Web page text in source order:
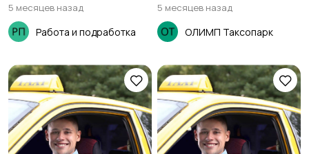
5 месяцев назад
Работа и подработка
5 месяцев назад
ОЛИМП Таксопарк